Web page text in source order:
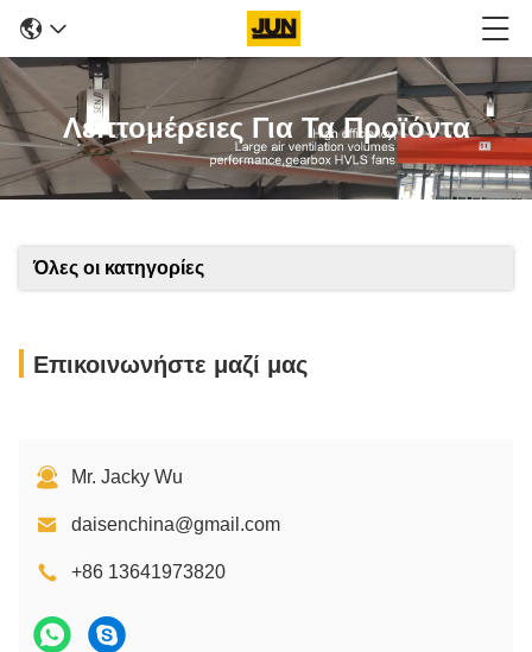
Λεπτομέρειες Για Τα Προϊόντα
Όλες οι κατηγορίες
Επικοινωνήστε μαζί μας
Mr. Jacky Wu
daisenchina@gmail.com
+86 13641973820